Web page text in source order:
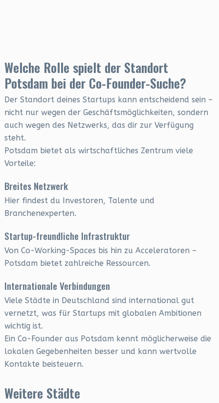
Welche Rolle spielt der Standort
Potsdam bei der Co-Founder-Suche?
Der Standort deines Startups kann entscheidend sein –
nicht nur wegen der Geschäftsmöglichkeiten, sondern
auch wegen des Netzwerks, das dir zur Verfügung
steht.
Potsdam bietet als wirtschaftliches Zentrum viele
Vorteile:
Breites Netzwerk
Hier findest du Investoren, Talente und
Branchenexperten.
Startup-freundliche Infrastruktur
Von Co-Working-Spaces bis hin zu Acceleratoren –
Potsdam bietet zahlreiche Ressourcen.
Internationale Verbindungen
Viele Städte in Deutschland sind international gut
vernetzt, was für Startups mit globalen Ambitionen
wichtig ist.
Ein Co-Founder aus Potsdam kennt möglicherweise die
lokalen Gegebenheiten besser und kann wertvolle
Kontakte beisteuern.
Weitere Städte